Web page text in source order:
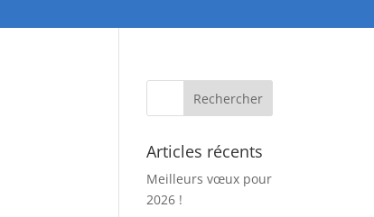
Articles récents
Meilleurs vœux pour
2026 !